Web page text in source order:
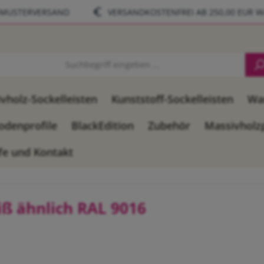
VERSANDKOSTENFREI AB 250,00 EUR
Sockelleisten Kunststoff-Sockelleisten
BlackEdition Zubehör
und Kontakt
ähnlich RAL 9016